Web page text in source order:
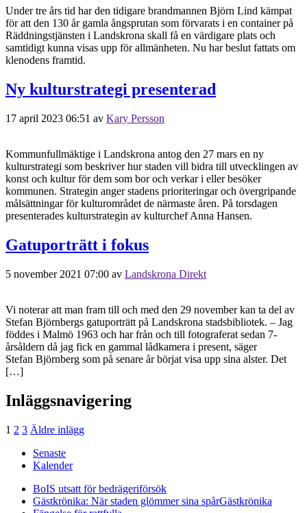
Under tre års tid har den tidigare brandmannen Björn Lind kämpat
för att den 130 år gamla ångsprutan som förvarats i en container på
Räddningstjänsten i Landskrona skall få en värdigare plats och
samtidigt kunna visas upp för allmänheten. Nu har beslut fattats om
klenodens framtid.
Ny kulturstrategi presenterad
17 april 2023 06:51 av Kary Persson
Kommunfullmäktige i Landskrona antog den 27 mars en ny
kulturstrategi som beskriver hur staden vill bidra till utvecklingen av
konst och kultur för dem som bor och verkar i eller besöker
kommunen. Strategin anger stadens prioriteringar och övergripande
målsättningar för kulturområdet de närmaste åren. På torsdagen
presenterades kulturstrategin av kulturchef Anna Hansen.
Gatuporträtt i fokus
5 november 2021 07:00 av Landskrona Direkt
Vi noterar att man fram till och med den 29 november kan ta del av
Stefan Björnbergs gatuporträtt på Landskrona stadsbibliotek. – Jag
föddes i Malmö 1963 och har från och till fotograferat sedan 7-
årsåldern då jag fick en gammal lådkamera i present, säger
Stefan Björnberg som på senare år börjat visa upp sina alster. Det
[…]
Inläggsnavigering
1 2 3 Äldre inlägg
Senaste
Kalender
BoIS utsatt för bedrägeriförsök
Gästkrönika: När staden glömmer sina spårGästkrönika